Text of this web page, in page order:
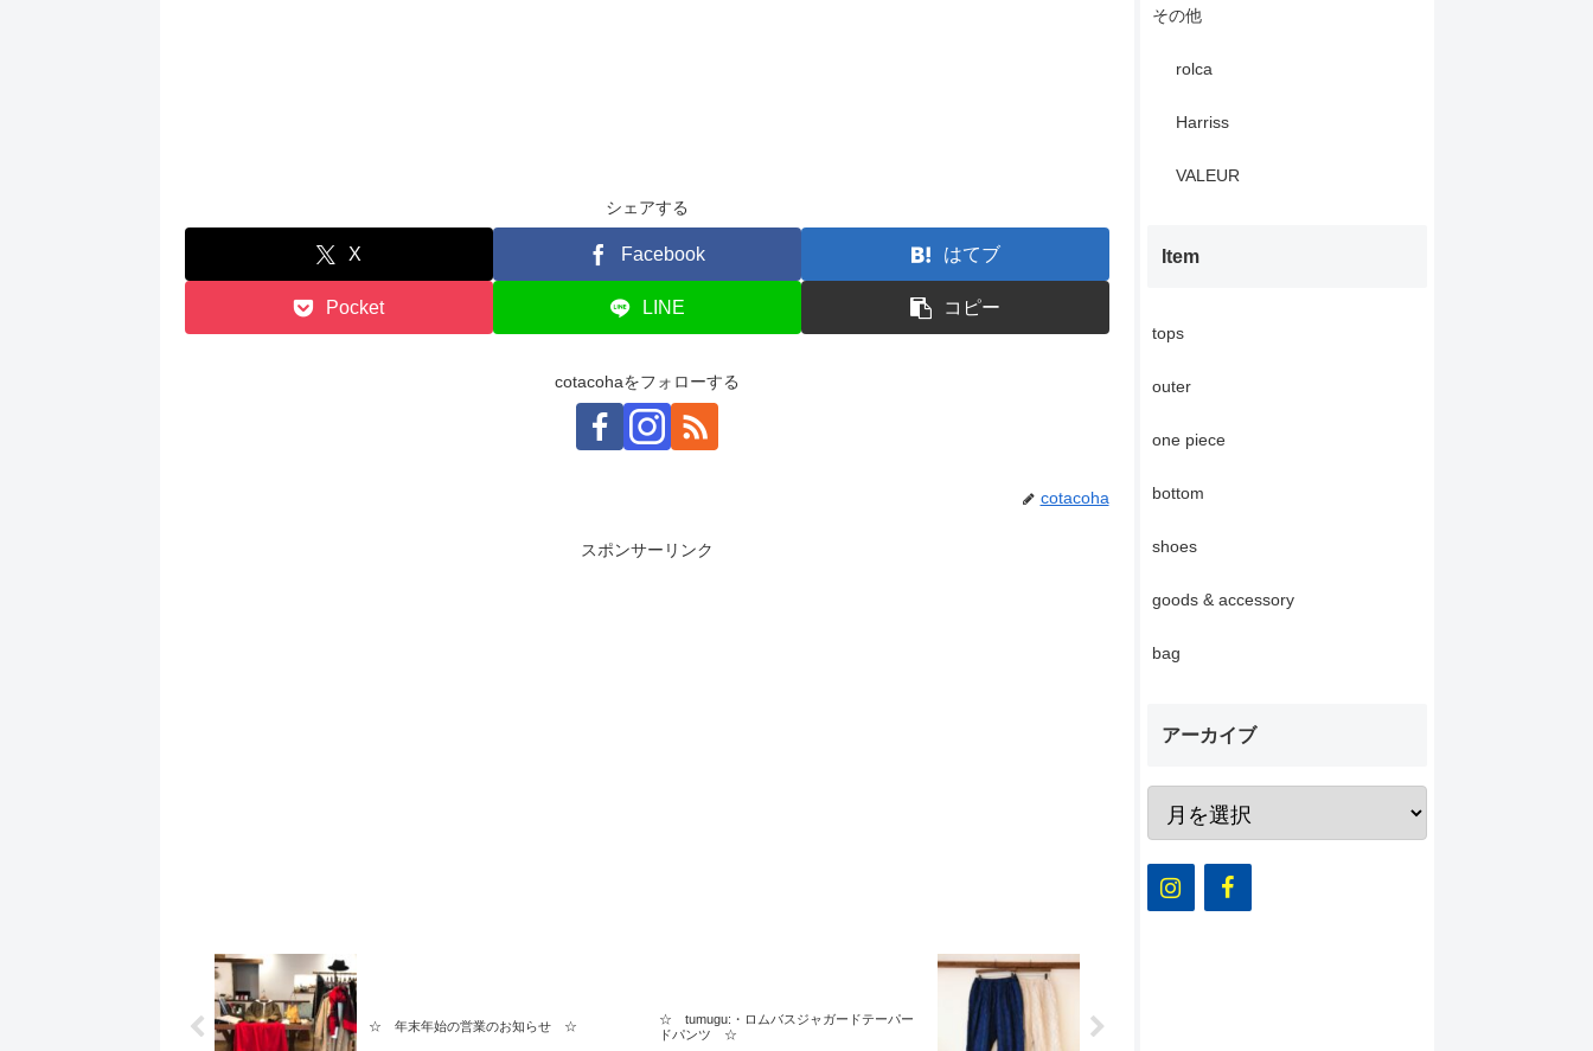
シェアする
X Facebook はてブ
Pocket LINE コピー
cotacohaをフォローする
cotacoha
スポンサーリンク
☆ 年末年始の営業のお知らせ ☆
☆ tumugu:・ロムバスジャガードテーパー
ドパンツ ☆
その他
rolca
Harriss
VALEUR
Item
tops
outer
one piece
bottom
shoes
goods & accessory
bag
アーカイブ